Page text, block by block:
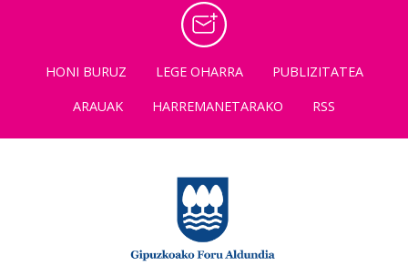
HONI BURUZ LEGE OHARRA
PUBLIZITATEA
ARAUAK
HARREMANETARAKO RSS